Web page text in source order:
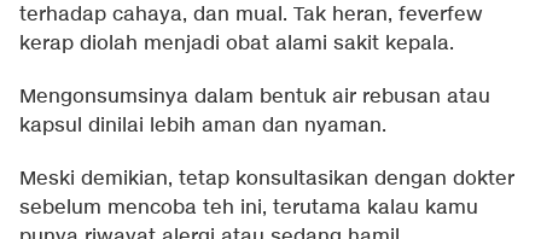
terhadap cahaya, dan mual. Tak heran, feverfew
kerap diolah menjadi obat alami sakit kepala.
Mengonsumsinya dalam bentuk air rebusan atau
kapsul dinilai lebih aman dan nyaman.
Meski demikian, tetap konsultasikan dengan dokter
sebelum mencoba teh ini, terutama kalau kamu